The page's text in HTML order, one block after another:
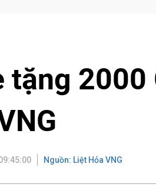
tặng
Nguồn: Liệt Hỏa VNG